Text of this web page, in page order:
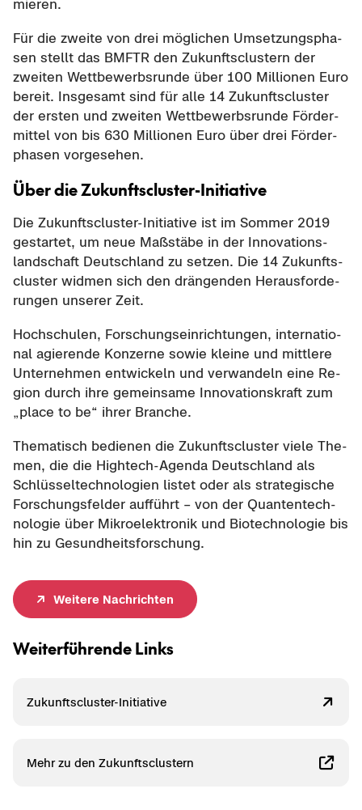
mie­ren.
Für die zwei­te von drei mög­li­chen Um­set­zungs­pha­
sen stellt das BMFTR den Zu­kunfts­clus­tern der
zwei­ten Wett­be­werbs­run­de über 100 Mil­lio­nen Euro
be­reit. Ins­ge­samt sind für alle 14 Zu­kunfts­clus­ter
der ers­ten und zwei­ten Wett­be­werbs­run­de För­der­
mit­tel von bis 630 Mil­lio­nen Euro über drei För­der­
pha­sen vor­ge­se­hen.
Über die Zukunftscluster-​Initiative
Die Zukunftscluster-​Initiative ist im Som­mer 2019
ge­star­tet, um neue Maß­stä­be in der In­no­va­ti­ons­
land­schaft Deutsch­land zu set­zen. Die 14 Zu­kunfts­
clus­ter wid­men sich den drän­gen­den Her­aus­for­de­
run­gen un­se­rer Zeit.
Hoch­schu­len, For­schungs­ein­rich­tun­gen, in­ter­na­tio­
nal agie­ren­de Kon­zer­ne sowie klei­ne und mitt­le­re
Un­ter­neh­men ent­wi­ckeln und ver­wan­deln eine Re­
gi­on durch ihre ge­mein­sa­me In­no­va­ti­ons­kraft zum
„place to be“ ihrer Bran­che.
The­ma­tisch be­die­nen die Zu­kunfts­clus­ter viele The­
men, die die Hightech-​Agenda Deutsch­land als
Schlüs­sel­tech­no­lo­gien lis­tet oder als stra­te­gi­sche
For­schungs­fel­der auf­führt – von der Quan­ten­tech­
no­lo­gie über Mi­kro­elek­tro­nik und Bio­tech­no­lo­gie bis
hin zu Ge­sund­heits­for­schung.
Wei­te­re Nach­rich­ten
Wei­ter­füh­ren­de Links
Zukunftscluster-​Initiative
Mehr zu den Zu­kunfts­clus­tern